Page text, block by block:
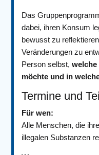
Das
dabei, ihren Konsum
bewusst zu
Veränderungen zu
Person selbst,welche
möchte und in
Termine und
Für wen:
Alle Menschen, die
illegalen Substanzen